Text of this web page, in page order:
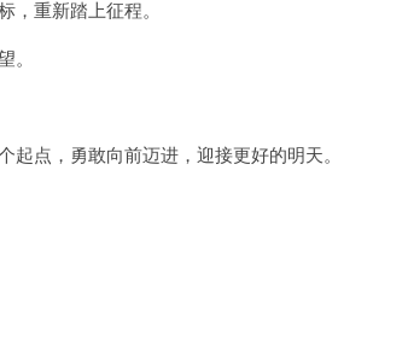
重新踏上征程。
点，勇敢向前迈进，迎接更好的明天。